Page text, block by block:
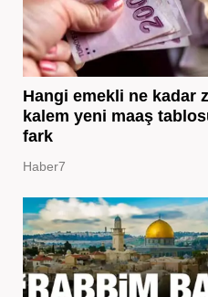
Hangi emekli ne kadar
kalem yeni maaş
fark
Haber7